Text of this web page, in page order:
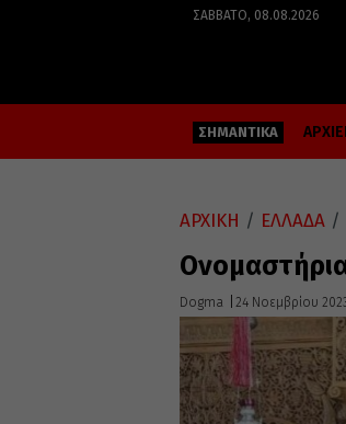
ΣΆΒΒΑΤΟ, 08.08.2026
ΣΗΜΑΝΤΙΚΑ
ΑΡΧΙΚΗ / ΕΛΛΑΔΑ /
Dogma 24 Νοεμβρίου